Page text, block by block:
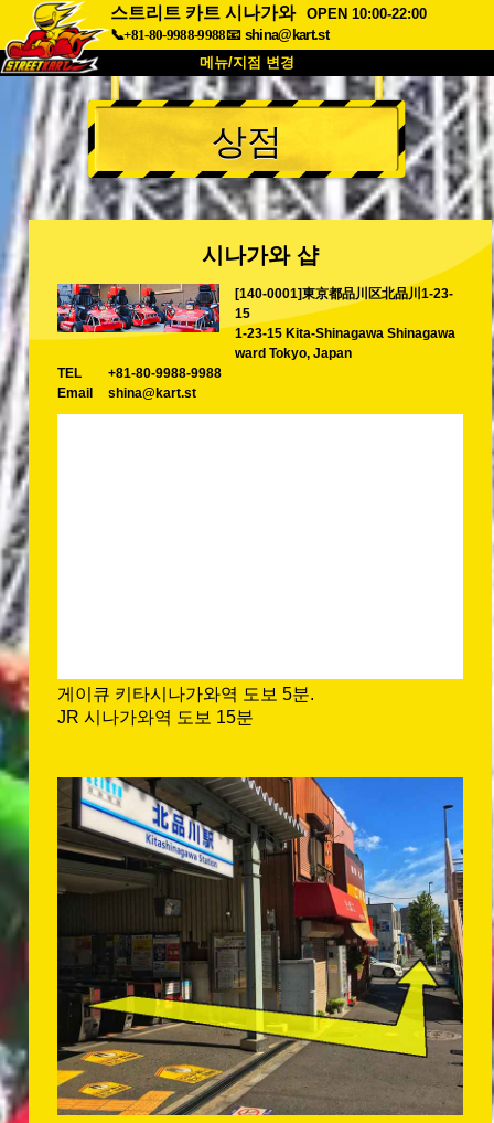
스트리트 카트 시나가와
OPEN 10:00-22:00
📞+81-80-9988-9988📧 shina@kart.st
메뉴/지점 변경
최상단
소개 사양 가격
접근성 고객 리뷰 자주 묻는 질문
회사 정보 예약
지점 변경
도쿄 시나가와 #1 도쿄 아키하바라#1
도쿄 아키하바라#2 도쿄 시부야
도쿄 시부야 애넥스
상점
시나가와 샵
[140-0001]東京都品川区北品川1-23-
15
1-23-15 Kita-Shinagawa Shinagawa
ward Tokyo, Japan
TEL
+81-80-9988-9988
Email
shina@kart.st
게이큐 키타시나가와역 도보 5분.
JR 시나가와역 도보 15분